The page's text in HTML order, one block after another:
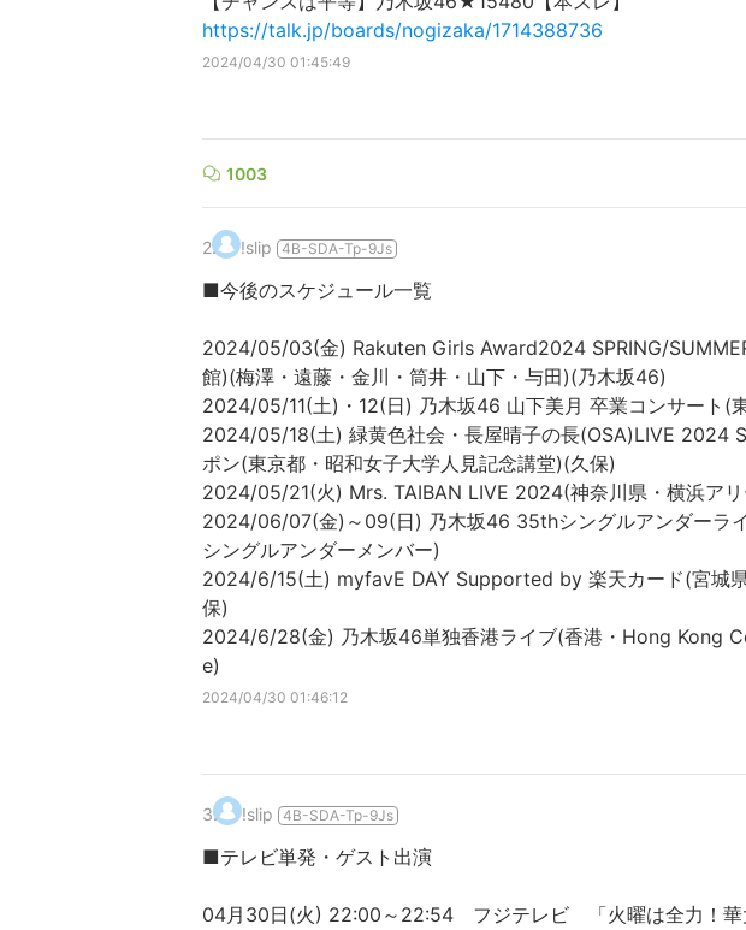
https://talk.jp/boards/nogizaka/1714388736
2024/04/30 01:45:49
1003
2. !slip 4B-SDA-Tp-9Js
■今後のスケジュール一覧
2024/05/03(金) Rakuten Girls Award2024 SPRING/
館)(梅澤・遠藤・金川・筒井・山下・与田)(乃木坂46)
2024/05/11(土)・12(日) 乃木坂46 山下美月 卒業コンサート(
2024/05/18(土) 緑黄色社会・長屋晴子の長(OSA)LIVE 2024
ポン(東京都・昭和女子大学人見記念講堂)(久保)
2024/05/21(火) Mrs. TAIBAN LIVE 2024(神奈川県・横浜アリ
2024/06/07(金)～09(日) 乃木坂46 35thシングルアンダーラ
シングルアンダーメンバー)
2024/6/15(土) myfavE DAY Supported by 楽天カード(宮城
保)
2024/6/28(金) 乃木坂46単独香港ライブ(香港・Hong Kong
e)
2024/04/30 01:46:12
3. !slip 4B-SDA-Tp-9Js
■テレビ単発・ゲスト出演
04月30日(火) 22:00～22:54 フジテレビ 「火曜は全力！